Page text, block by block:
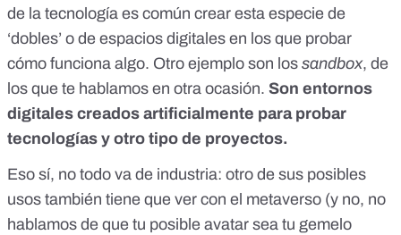
de la tecnología es común crear esta especie de
‘dobles’ o de espacios digitales en los que probar
cómo funciona algo. Otro ejemplo son los sandbox, de
los que te hablamos en otra ocasión. Son entornos
digitales creados artificialmente para probar
tecnologías y otro tipo de proyectos.
Eso sí, no todo va de industria: otro de sus posibles
usos también tiene que ver con el metaverso (y no, no
hablamos de que tu posible avatar sea tu gemelo